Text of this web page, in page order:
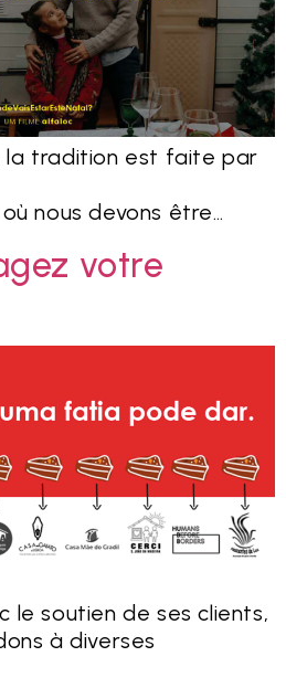
la tradition est faite par
nous devons être…
votre
le soutien de ses clients,
à diverses